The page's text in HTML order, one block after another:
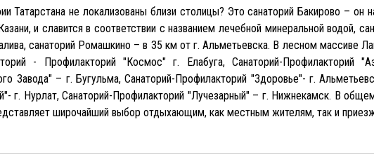
Татарстана не локализованы близи столицы? Это санаторий Бакирово –
и славится в соответствии с названием лечебной минеральной
санаторий Ромашкино – в 35 км от г. Альметьевска. В лесном массиве
- Профилакторий "Космос" г. Елабуга, Санаторий-Профилакторий
Завода" – г. Бугульма, Санаторий-Профилакторий "Здоровье"- г.
г. Нурлат, Санаторий-Профилакторий "Лучезарный" – г. Нижнекамск. В
широчайший выбор отдыхающим, как местным жителям, так и